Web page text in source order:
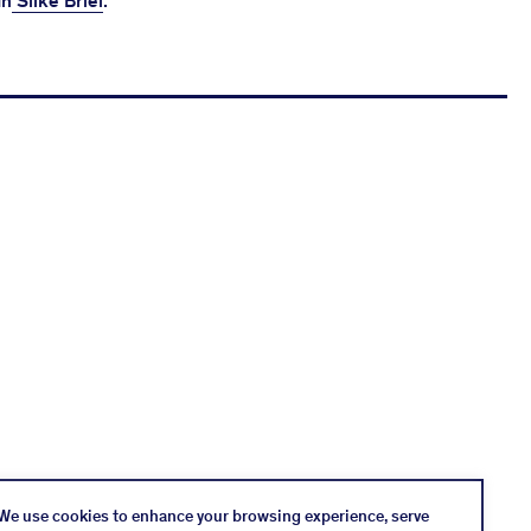
use cookies to enhance your browsing experience, serve